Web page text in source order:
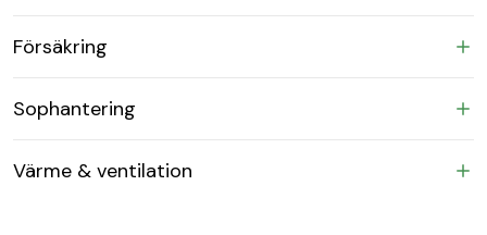
Försäkring
Sophantering
Värme & ventilation